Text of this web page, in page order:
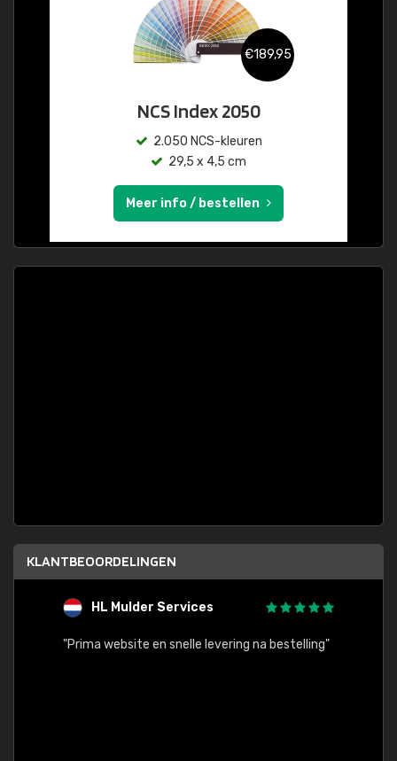
€189,95
NCS Index 2050
2.050 NCS-kleuren
29,5 x 4,5 cm
Meer info / bestellen
KLANTBEOORDELINGEN
HL Mulder Services
"Prima website en snelle levering na bestelling"